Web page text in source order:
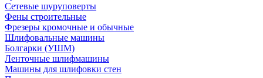
Сетевые шуруповерты
Фены строительные
Фрезеры кромочные и обычные
Шлифовальные машины
Болгарки (УШМ)
Ленточные шлифмашины
Машины для шлифовки стен